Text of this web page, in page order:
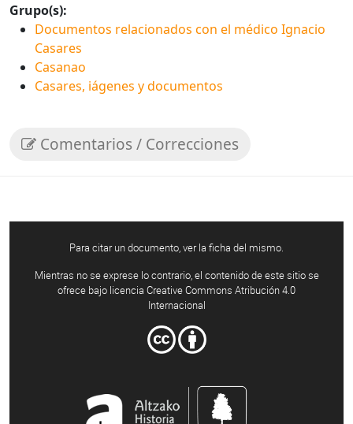
Grupo(s):
Documentos relacionados con el médico Ignacio
Casares
Casanao
Casares, iágenes y documentos
Comentarios / Correcciones
Para citar un documento, ver la ficha del mismo.
Mientras no se exprese lo contrario, el contenido de este sitio se
ofrece bajo licencia Creative Commons Atribución 4.0
Internacional